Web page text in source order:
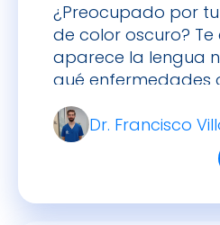
¿Preocupado por
de color oscuro?
aparece la lengua
qué enfermedades
causan, cómo
y prevenir que
Dr. Francisco